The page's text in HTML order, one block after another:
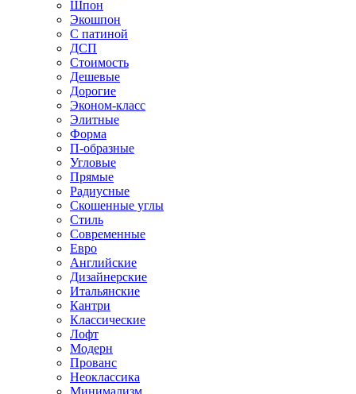
Шпон
Экошпон
С патиной
ДСП
Стоимость
Дешевые
Дорогие
Эконом-класс
Элитные
Форма
П-образные
Угловые
Прямые
Радиусные
Скошенные углы
Стиль
Современные
Евро
Английские
Дизайнерские
Итальянские
Кантри
Классические
Лофт
Модерн
Прованс
Неоклассика
Минимализм